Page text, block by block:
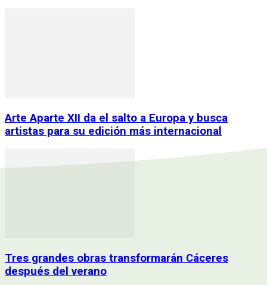
Arte Aparte XII da el salto a Europa y busca
artistas para su edición más internacional
Tres grandes obras transformarán Cáceres
después del verano